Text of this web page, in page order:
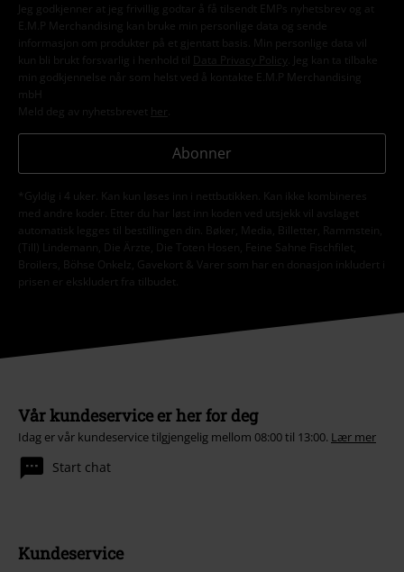
Jeg godkjenner at jeg frivillig godtar å få tilsendt EMPs nyhetsbrev og at
E.M.P Merchandising kan bruke min personlige data og sende
informasjon om produkter på et gjentatt basis. Min personlige data vil
kun bli brukt forsvarlig i henhold til
Data Privacy Policy
. Jeg kan ta tilbake
min godkjennelse når som helst ved å kontakte E.M.P Merchandising
mbH
Meld deg av nyhetsbrevet her
Abonner
*Gyldig i 4 uker. Kan kun løses inn i nettbutikken. Kan ikke kombineres
med andre koder. Etter du har løst inn koden ved utsjekk vil avslaget
automatisk legges til bestillingen din. Bøker, Media, Billetter, Rammstein,
(Till) Lindemann, Die Ärzte, Die Toten Hosen, Feine Sahne Fischfilet,
Broilers, Böhse Onkelz, Gavekort & Varer som har en donasjon inkludert i
prisen er ekskludert fra tilbudet.
Vår kundeservice er her for deg
Idag er vår kundeservice tilgjengelig mellom 08:00 til 13:00. Lær mer
Start chat
Kundeservice